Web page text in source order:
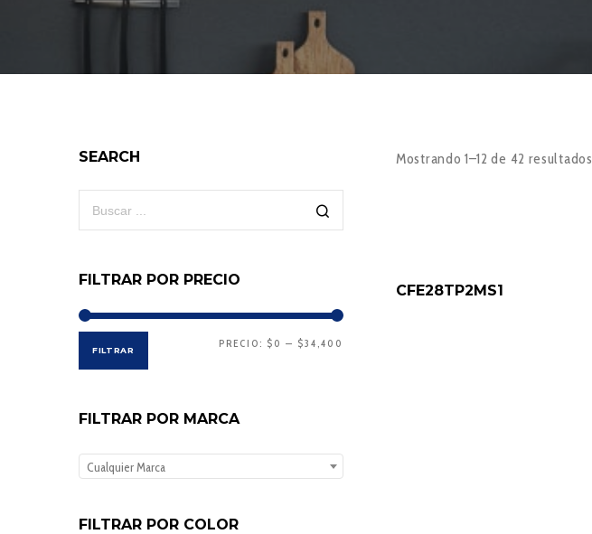
Mostrando 1–12 de 42 resultados
CFE28TP2MS1
SEARCH
FILTRAR POR PRECIO
FILTRAR
PRECIO: $0 — $34,400
FILTRAR POR MARCA
Cualquier Marca
FILTRAR POR COLOR